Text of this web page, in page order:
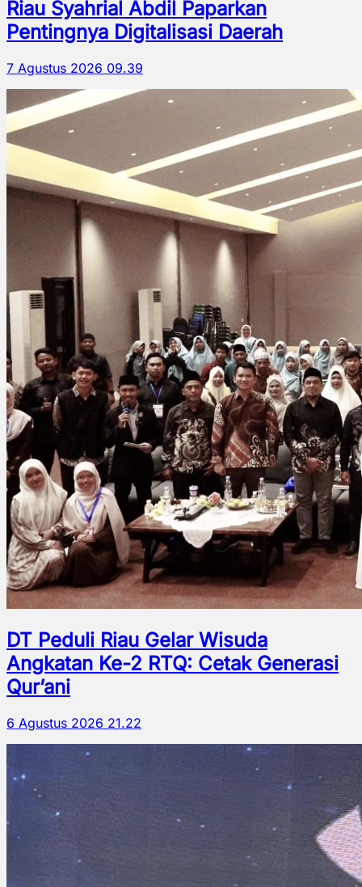
Riau Syahrial Abdil Paparkan
Pentingnya Digitalisasi Daerah
7 Agustus 2026 09.39
DT Peduli Riau Gelar Wisuda
Angkatan Ke-2 RTQ: Cetak Generasi
Qur’ani
6 Agustus 2026 21.22